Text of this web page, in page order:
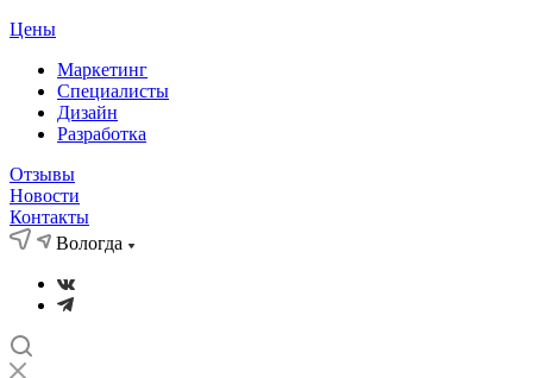
Цены
Маркетинг
Специалисты
Дизайн
Разработка
Отзывы
Новости
Контакты
Вологда